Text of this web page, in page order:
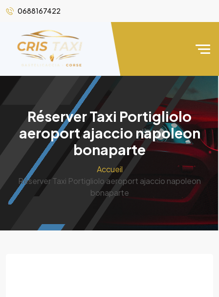
0688167422
Réserver Taxi Portigliolo
aeroport ajaccio napoleon
bonaparte
Accueil
Réserver Taxi Portigliolo aeroport ajaccio napoleon
bonaparte